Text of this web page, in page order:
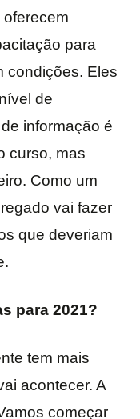
para
condições. Eles
de
informação é
curso, mas
Como um
vai fazer
que deveriam
para 2021?
tem mais
acontecer. A
começar